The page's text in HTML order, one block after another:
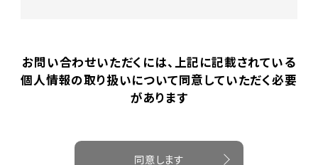
お問い合わせいただくには、上記に記載されている
個人情報の取り扱いについて同意していただく必要
があります
同意します